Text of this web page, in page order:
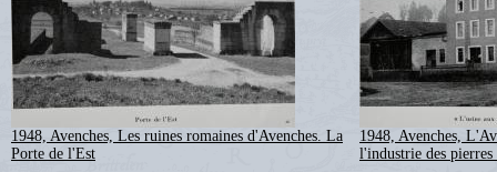
1948, Avenches, Les ruines romaines d'Avenches. La
Porte de l'Est
1948, Avenches,
l'industrie des pierres